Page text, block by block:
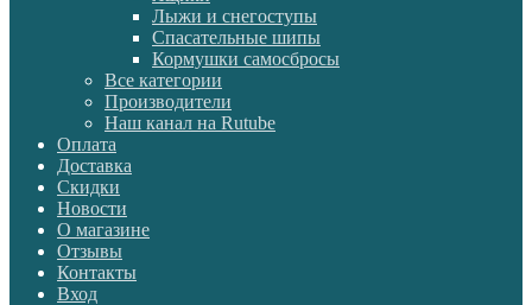
Лыжи и снегоступы
Спасательные шипы
Кормушки самосбросы
Все категории
Производители
Наш канал на Rutube
Оплата
Доставка
Скидки
Новости
О магазине
Отзывы
Контакты
Вход